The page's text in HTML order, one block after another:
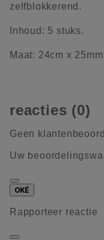
zelfblokkerend.
Inhoud: 5 stuks.
Maat: 24cm x 25mm
reacties (0)
Geen
Uw
OKÉ
Rapporteer reactie